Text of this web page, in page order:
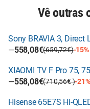
Vê outras
Sony BRAVIA 3, Direct
—558,08€(659,72€)-15%
XIAOMI TV F Pro 75,
—558,08€(710,56€ )-21%
Hisense 65E7S Hi-